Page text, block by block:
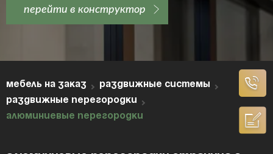
перейти в конструктор
МЕБЕЛЬ НА ЗАКАЗ
РАЗДВИЖНЫЕ СИСТЕМЫ
РАЗДВИЖНЫЕ ПЕРЕГОРОДКИ
АЛЮМИНИЕВЫЕ ПЕРЕГОРОДКИ